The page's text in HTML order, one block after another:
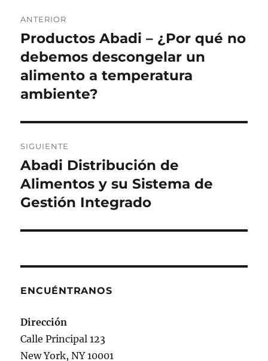
de
entradas
ANTERIOR
Entrada
anterior:
Productos Abadi – ¿Por qué no
debemos descongelar un
alimento a temperatura
ambiente?
SIGUIENTE
Siguiente
entrada:
Abadi Distribución de
Alimentos y su Sistema de
Gestión Integrado
ENCUÉNTRANOS
Dirección
Calle Principal 123
New York, NY 10001